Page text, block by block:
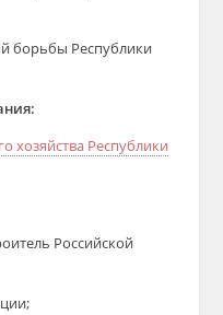
борьбы Республики
хозяйства Республики
Российской